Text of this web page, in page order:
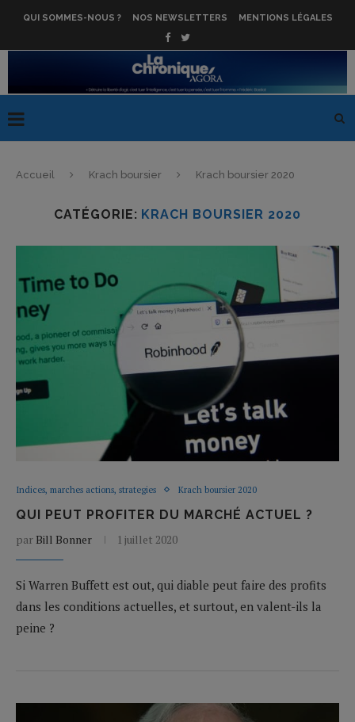
QUI SOMMES-NOUS ? NOS NEWSLETTERS MENTIONS LÉGALES
Accueil Krach boursier Krach boursier 2020
CATÉGORIE: KRACH BOURSIER 2020
Indices, marches actions, strategies Krach boursier 2020
QUI PEUT PROFITER DU MARCHÉ ACTUEL ?
par Bill Bonner 1 juillet 2020
Si Warren Buffett est out, qui diable peut faire des profits
dans les conditions actuelles, et surtout, en valent-ils la
peine ?